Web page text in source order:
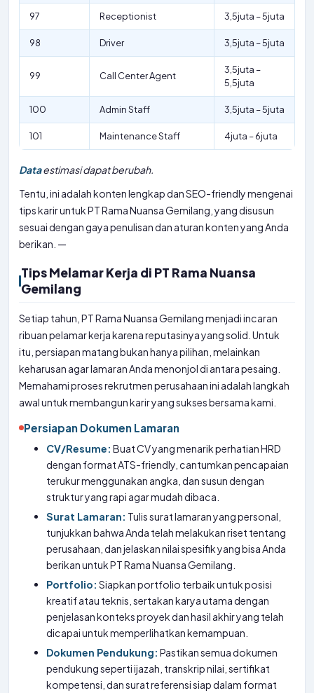
97 Receptionist 3,5juta – 5juta
98 Driver 3,5juta – 5juta
99 Call Center Agent
3,5juta –
5,5juta
100 Admin Staff 3,5juta – 5juta
101 Maintenance Staff 4juta – 6juta
Dataestimasi dapat berubah.
Tentu, ini adalah konten lengkap dan SEO-friendly mengenai
tips karir untuk PT Rama Nuansa Gemilang, yang disusun
sesuai dengan gaya penulisan dan aturan konten yang Anda
berikan. —
Tips Melamar Kerja di PT Rama Nuansa
Gemilang
Setiap tahun, PT Rama Nuansa Gemilang menjadi incaran
ribuan pelamar kerja karena reputasinya yang solid. Untuk
itu, persiapan matang bukan hanya pilihan, melainkan
keharusan agar lamaran Anda menonjol di antara pesaing.
Memahami proses rekrutmen perusahaan ini adalah langkah
awal untuk membangun karir yang sukses bersama kami.
Persiapan Dokumen Lamaran
CV/Resume: Buat CV yang menarik perhatian HRD
dengan format ATS-friendly, cantumkan pencapaian
terukur menggunakan angka, dan susun dengan
struktur yang rapi agar mudah dibaca.
Surat Lamaran: Tulis surat lamaran yang personal,
tunjukkan bahwa Anda telah melakukan riset tentang
perusahaan, dan jelaskan nilai spesifik yang bisa Anda
berikan untuk PT Rama Nuansa Gemilang.
Portfolio: Siapkan portfolio terbaik untuk posisi
kreatif atau teknis, sertakan karya utama dengan
penjelasan konteks proyek dan hasil akhir yang telah
dicapai untuk memperlihatkan kemampuan.
Dokumen Pendukung: Pastikan semua dokumen
pendukung seperti ijazah, transkrip nilai, sertifikat
kompetensi, dan surat referensi siap dalam format